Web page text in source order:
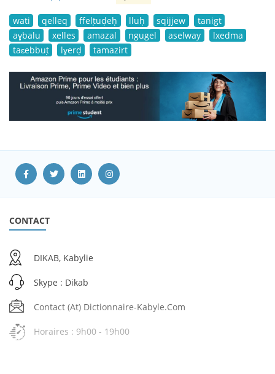
wati qelleq ffelṭuḍeḥ lluḥ sqijjew
tanigt
aɣbalu
xelles amazal ngugel aselway
lxedma
taɛebbuṭ
lɣerḍ tamazirt
CONTACT
DIKAB, Kabylie
Skype : Dikab
Contact (at) Dictionnaire-Kabyle.com
Horaires : 9h00 - 19h00